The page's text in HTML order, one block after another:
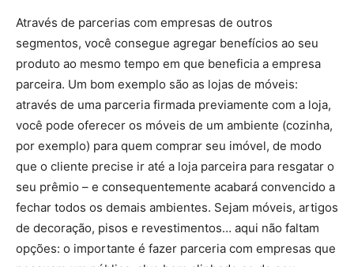
Através de parcerias com empresas de outros
segmentos, você consegue agregar benefícios ao seu
produto ao mesmo tempo em que beneficia a empresa
parceira. Um bom exemplo são as lojas de móveis:
através de uma parceria firmada previamente com a loja,
você pode oferecer os móveis de um ambiente (cozinha,
por exemplo) para quem comprar seu imóvel, de modo
que o cliente precise ir até a loja parceira para resgatar o
seu prêmio – e consequentemente acabará convencido a
fechar todos os demais ambientes. Sejam móveis, artigos
de decoração, pisos e revestimentos… aqui não faltam
opções: o importante é fazer parceria com empresas que